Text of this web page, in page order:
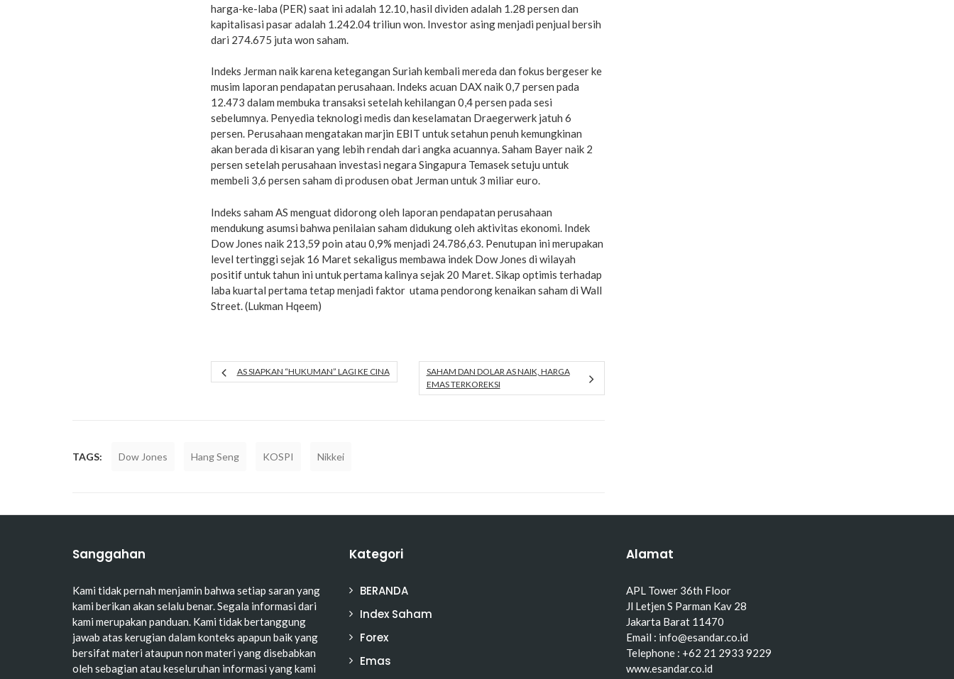
harga-ke-laba (PER) saat ini adalah 12.10, hasil dividen adalah 1.28 persen dan
kapitalisasi pasar adalah 1.242.04 triliun won. Investor asing menjadi penjual bersih
dari 274.675 juta won saham.
Indeks Jerman naik karena ketegangan Suriah kembali mereda dan fokus bergeser ke
musim laporan pendapatan perusahaan. Indeks acuan DAX naik 0,7 persen pada
12.473 dalam membuka transaksi setelah kehilangan 0,4 persen pada sesi
sebelumnya. Penyedia teknologi medis dan keselamatan Draegerwerk jatuh 6
persen. Perusahaan mengatakan marjin EBIT untuk setahun penuh kemungkinan
akan berada di kisaran yang lebih rendah dari angka acuannya. Saham Bayer naik 2
persen setelah perusahaan investasi negara Singapura Temasek setuju untuk
membeli 3,6 persen saham di produsen obat Jerman untuk 3 miliar euro.
Indeks saham AS menguat didorong oleh laporan pendapatan perusahaan
mendukung asumsi bahwa penilaian saham didukung oleh aktivitas ekonomi. Indek
Dow Jones naik 213,59 poin atau 0,9% menjadi 24.786,63. Penutupan ini merupakan
level tertinggi sejak 16 Maret sekaligus membawa indek Dow Jones di wilayah
positif untuk tahun ini untuk pertama kalinya sejak 20 Maret. Sikap optimis terhadap
laba kuartal pertama tetap menjadi faktor utama pendorong kenaikan saham di Wall
Street. (Lukman Hqeem)
AS SIAPKAN “HUKUMAN” LAGI KE CINA
SAHAM DAN DOLAR AS NAIK, HARGA
EMAS TERKOREKSI
TAGS: Dow Jones Hang Seng KOSPI Nikkei
Sanggahan
Kami tidak pernah menjamin bahwa setiap saran yang
kami berikan akan selalu benar. Segala informasi dari
kami merupakan panduan. Kami tidak bertanggung
jawab atas kerugian dalam konteks apapun baik yang
bersifat materi ataupun non materi yang disebabkan
oleh sebagian atau keseluruhan informasi yang kami
Kategori
BERANDA
Index Saham
Forex
Emas
Alamat
APL Tower 36th Floor
Jl Letjen S Parman Kav 28
Jakarta Barat 11470
Email : info@esandar.co.id
Telephone : +62 21 2933 9229
www.esandar.co.id